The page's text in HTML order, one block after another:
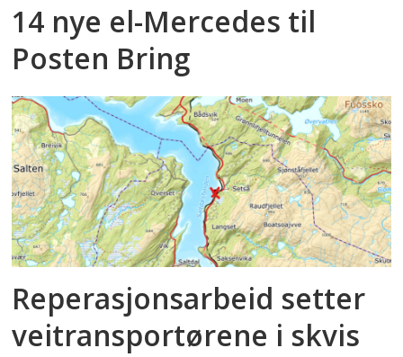
14 nye el-Mercedes til
Posten Bring
Reperasjonsarbeid setter
veitransportørene i skvis